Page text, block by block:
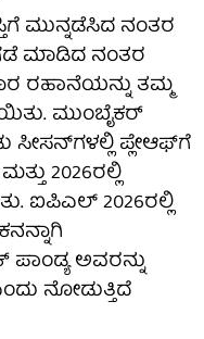
ಮುನ್ನಡೆಸಿದ ನಂತರ
ಮಾಡಿದ ನಂತರ
ರಹಾನೆಯನ್ನು ತಮ್ಮ
ಮುಂಬೈಕರ್
ಸೀಸನ್‌ಗಳಲ್ಲಿ ಪ್ಲೇಆಫ್‌ಗೆ
2026ರಲ್ಲಿ
ಐಪಿಎಲ್ 2026ರಲ್ಲಿ
ಅವರನ್ನು
ನೋಡುತ್ತಿದೆ